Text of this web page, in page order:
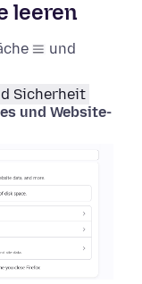
leeren
und
Sicherheit
und Website-